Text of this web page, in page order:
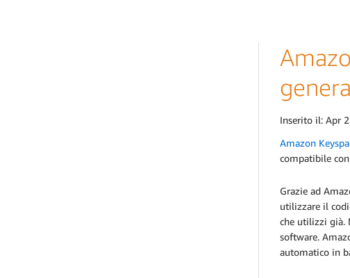
Inserito il: Apr
Amazon
compatibile
Grazie ad
utilizzare il
che utilizzi già.
software.
automatico in